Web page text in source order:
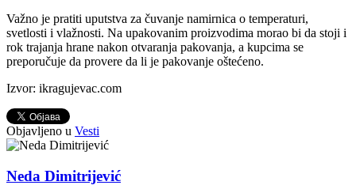
Važno je pratiti uputstva za čuvanje namirnica o temperaturi,
svetlosti i vlažnosti. Na upakovanim proizvodima morao bi da stoji i
rok trajanja hrane nakon otvaranja pakovanja, a kupcima se
preporučuje da provere da li je pakovanje oštećeno.
Izvor: ikragujevac.com
Objavljeno u Vesti
Neda Dimitrijević